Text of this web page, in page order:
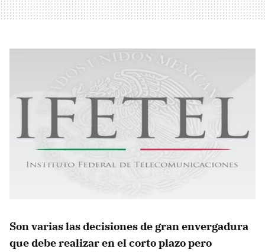
Son varias las decisiones de gran envergadura
que debe realizar en el corto plazo pero